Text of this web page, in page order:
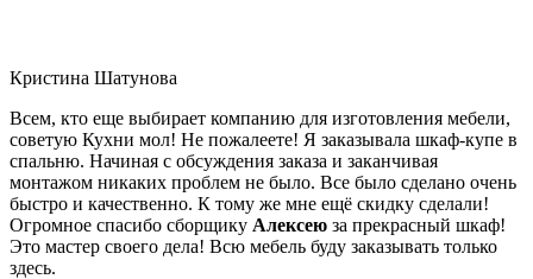
Кристина Шатунова
Всем, кто еще выбирает компанию для изготовления мебели,
советую Кухни мол! Не пожалеете! Я заказывала шкаф-купе в
спальню. Начиная с обсуждения заказа и заканчивая
монтажом никаких проблем не было. Все было сделано очень
быстро и качественно. К тому же мне ещё скидку сделали!
Огромное спасибо сборщику Алексею за прекрасный шкаф!
Это мастер своего дела! Всю мебель буду заказывать только
здесь.